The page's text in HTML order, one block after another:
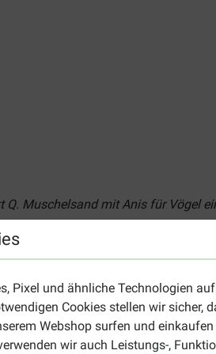
Pixel und ähnliche Technologien auf
Cookies stellen wir sicher,
Webshop surfen und einkaufen
wir auch Leistungs-,
Muschelsand mit Anis für Vögel
wie zum Beispiel dasCédé
.